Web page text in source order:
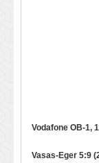
Vodafone OB-1,
Vasas-Eger 5:9